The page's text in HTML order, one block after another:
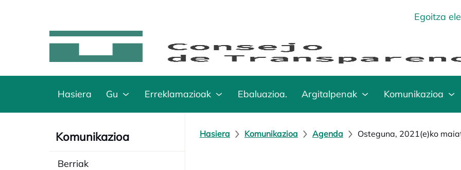
Egoitza
Hasiera Gu Erreklamazioak Ebaluazioa. Argitalpenak Komunikazioa
Komunikazioa
Berriak
Hasiera Komunikazioa Agenda Osteguna, 2021(e)ko